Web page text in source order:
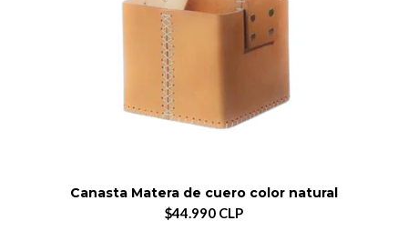
Canasta Matera de cuero color natural
$44.990 CLP